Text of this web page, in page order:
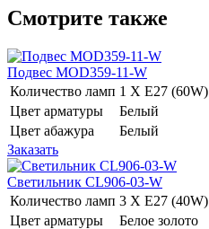
Смотрите также
Подвес MOD359-11-W
Количество ламп 1 Х E27 (60W)
Цвет арматуры
Белый
Цвет абажура
Белый
Заказать
Светильник CL906-03-W
Количество ламп 3 Х E27 (40W)
Цвет арматуры
Белое золото